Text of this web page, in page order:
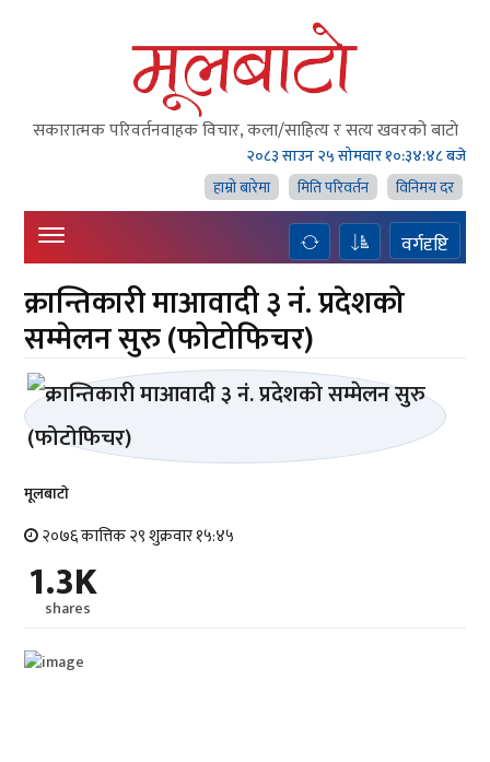
सकारात्मक परिवर्तनवाहक विचार, कला/साहित्य र सत्य खवरको बाटाे
२०८३ साउन २५ सोमवार१०:३४:४९ बजे
हाम्राे बारेमा
मिति परिवर्तन विनिमय दर
वर्गदृष्टि
क्रान्तिकारी माआवादी ३ नं. प्रदेशको
सम्मेलन सुरु (फोटोफिचर)
मूलबाटाे
२०७६ कात्तिक २९ शुक्रवार १५:४५
1.3K
shares